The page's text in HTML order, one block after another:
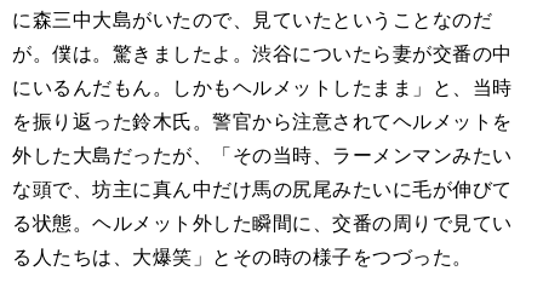
に森三中大島がいたので、見ていたということなのだ
が。僕は。驚きましたよ。渋谷についたら妻が交番の中
にいるんだもん。しかもヘルメットしたまま」と、当時
を振り返った鈴木氏。警官から注意されてヘルメットを
外した大島だったが、「その当時、ラーメンマンみたい
な頭で、坊主に真ん中だけ馬の尻尾みたいに毛が伸びて
る状態。ヘルメット外した瞬間に、交番の周りで見てい
る人たちは、大爆笑」とその時の様子をつづった。